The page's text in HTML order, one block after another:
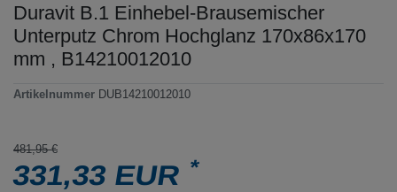
Duravit B.1 Einhebel-Brausemischer
Unterputz Chrom Hochglanz 170x86x170
mm , B14210012010
Artikelnummer DUB14210012010
481,95 €
331,33 EUR*